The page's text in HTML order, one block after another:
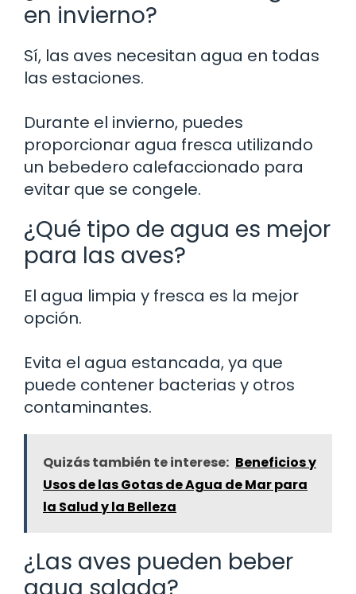
en invierno?
Sí, las aves necesitan agua en todas
las estaciones.
Durante el invierno, puedes
proporcionar agua fresca utilizando
un bebedero calefaccionado para
evitar que se congele.
¿Qué tipo de agua es mejor
para las aves?
El agua limpia y fresca es la mejor
opción.
Evita el agua estancada, ya que
puede contener bacterias y otros
contaminantes.
Quizás también te interese: Beneficios y
Usos de las Gotas de Agua de Mar para
la Salud y la Belleza
¿Las aves pueden beber